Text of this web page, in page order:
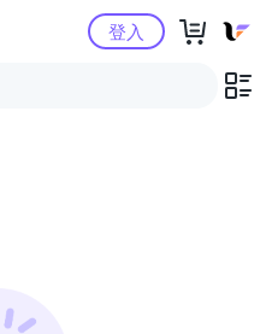
Yahoo購物中心登入